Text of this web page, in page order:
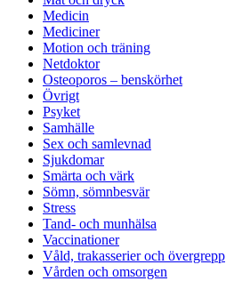
Medicin
Mediciner
Motion och träning
Netdoktor
Osteoporos – benskörhet
Övrigt
Psyket
Samhälle
Sex och samlevnad
Sjukdomar
Smärta och värk
Sömn, sömnbesvär
Stress
Tand- och munhälsa
Vaccinationer
Våld, trakasserier och övergrepp
Vården och omsorgen